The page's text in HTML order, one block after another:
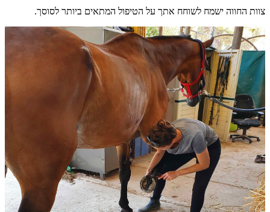
צוות החווה ישמח לשוחח אתך על הטיפול המתאים ביותר לסוסך.